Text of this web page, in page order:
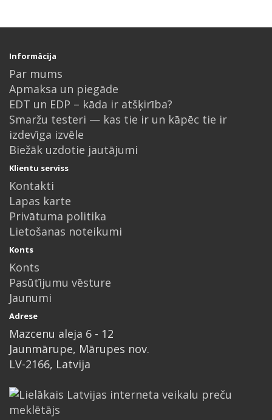
Informācija
Par mums
Apmaksa un piegāde
EDT un EDP – kāda ir atšķirība?
Smaržu testeri — kas tie ir un kāpēc tie ir
izdevīga izvēle
Biežāk uzdotie jautājumi
Klientu serviss
Kontakti
Lapas karte
Privātuma politika
Lietošanas noteikumi
Konts
Konts
Pasūtījumu vēsture
Jaunumi
Adrese
Mazcenu aleja 6 - 12
Jaunmārupe, Mārupes nov.
LV-2166, Latvija